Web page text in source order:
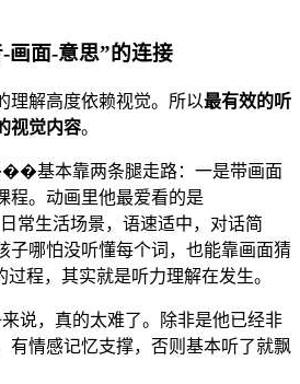
画面-意思”的连接
理解高度依赖视觉。所以最有效的听
视觉内容。
基本靠两条腿走路：一是带画面
程。动画里他最爱看的是
常生活场景，语速适中，对话简
哪怕没听懂每个词，也能靠画面猜
过程，其实就是听力理解在发生。
说，真的太难了。除非是他已经非
有情感记忆支撑，否则基本听了就飘